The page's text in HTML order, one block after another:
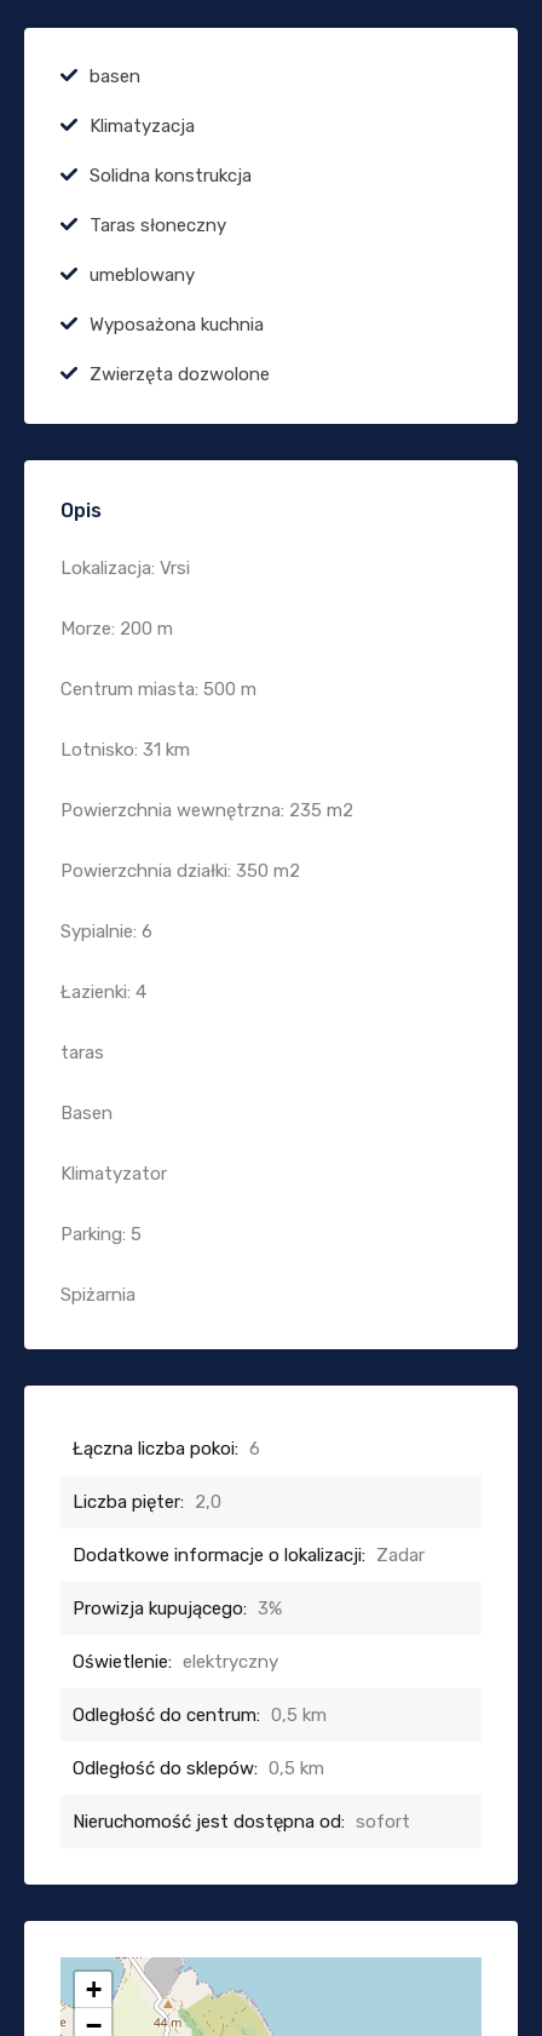
basen
Klimatyzacja
Solidna konstrukcja
Taras słoneczny
umeblowany
Wyposażona kuchnia
Zwierzęta dozwolone
Opis
Lokalizacja: Vrsi
Morze: 200 m
Centrum miasta: 500 m
Lotnisko: 31 km
Powierzchnia wewnętrzna: 235 m2
Powierzchnia działki: 350 m2
Sypialnie: 6
Łazienki: 4
taras
Basen
Klimatyzator
Parking: 5
Spiżarnia
Łączna liczba pokoi: 6
Liczba pięter: 2,0
Dodatkowe informacje o lokalizacji: Zadar
Prowizja kupującego: 3%
Oświetlenie: elektryczny
Odległość do centrum: 0,5 km
Odległość do sklepów: 0,5 km
Nieruchomość jest dostępna od: sofort
+
−